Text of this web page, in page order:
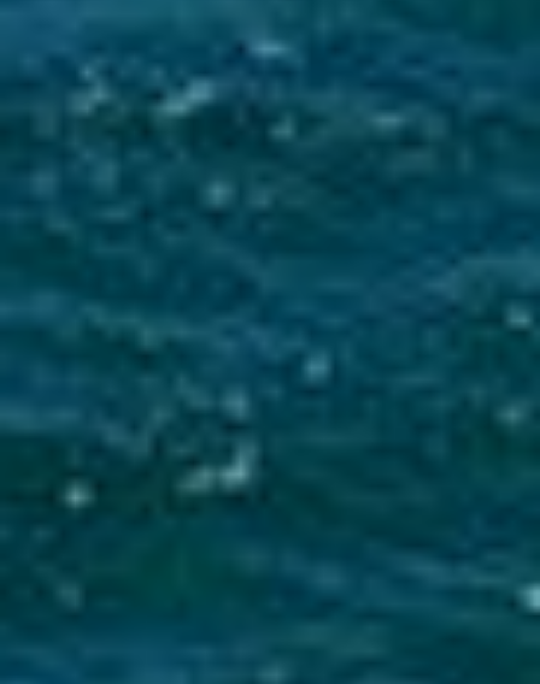
La Ville du Moule informe ses administrés de
l’installation d’une sirène d’alerte tsunami sur